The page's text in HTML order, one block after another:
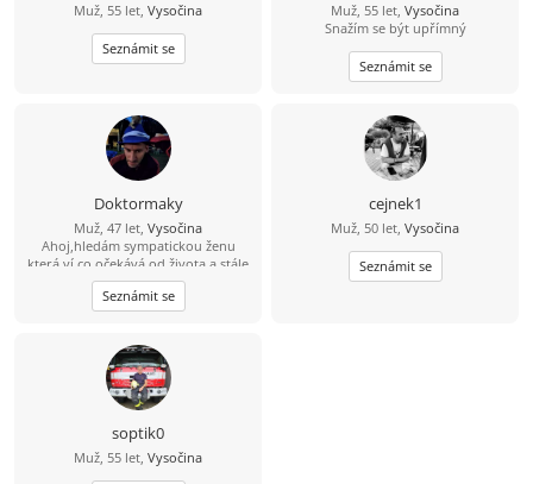
Muž, 55 let, Vysočina
Seznámit se
Muž, 55 let, Vysočina
Snažím se být upřímný
Seznámit se
Doktormaky
Muž, 47 let, Vysočina
Ahoj,hledám sympatickou ženu
která ví co očekává od života a stále
ještě hledá toho prvého pro
společnou cestu.Jsem optimista a
věřím že někde jsi...
Seznámit se
cejnek1
Muž, 50 let, Vysočina
Seznámit se
soptik0
Muž, 55 let, Vysočina